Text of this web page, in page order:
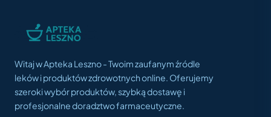
Witaj w Apteka Leszno - Twoim zaufanym źródle
leków i produktów zdrowotnych online. Oferujemy
szeroki wybór produktów, szybką dostawę i
profesjonalne doradztwo farmaceutyczne.